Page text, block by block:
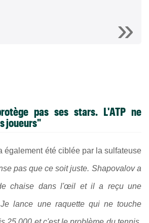
pas ses stars. L'ATP ne
joueurs"
également été ciblée par la sulfateuse
pas que ce soit juste. Shapovalov a
chaise dans l'œil et il a reçu une
lance une raquette qui ne touche